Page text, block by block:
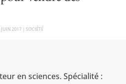
JUIN 2017| SOCIÉTÉ
en sciences. Spécialité :